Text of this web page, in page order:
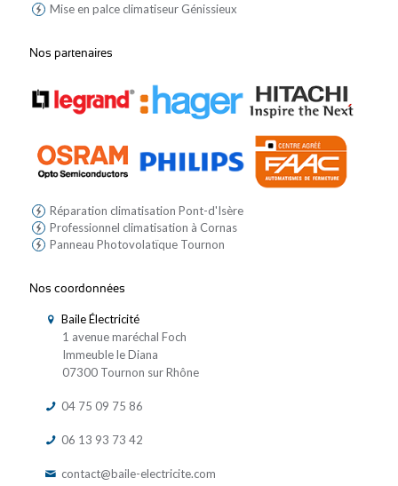
Mise en palce climatiseur Génissieux
Nos partenaires
Réparation climatisation Pont-d'Isère
Professionnel climatisation à Cornas
Panneau Photovolatïque Tournon
Nos coordonnées
Baile Électricité
1 avenue maréchal Foch
Immeuble le Diana
07300 Tournon sur Rhône
04 75 09 75 86
06 13 93 73 42
contact@baile-electricite.com